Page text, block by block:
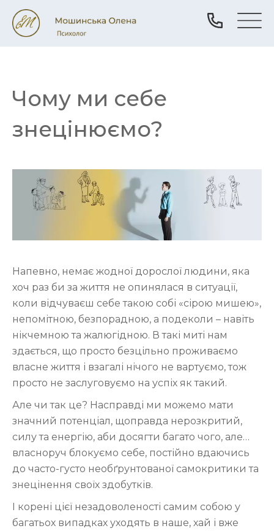
Чому ми себе
знецінюємо?
Напевно, немає жодної дорослої людини, яка
хоч раз би за життя не опинялася в ситуації,
коли відчуваєш себе такою собі «сірою мишею»,
непомітною, безпорадною, а подеколи – навіть
нікчемною та жалюгідною. В такі миті нам
здається, що просто безцільно проживаємо
власне життя і взагалі нічого не вартуємо, тож
просто не заслуговуємо на успіх як такий.
Але чи так це? Насправді ми можемо мати
значний потенціал, щоправда нерозкритий,
силу та енергію, аби досягти багато чого, але…
власноруч блокуємо себе, постійно вдаючись
до часто-густо необґрунтованої самокритики та
знецінення своїх здобутків.
І корені цієї незадоволеності самим собою у
багатьох випадках уходять в наше, хай і вже